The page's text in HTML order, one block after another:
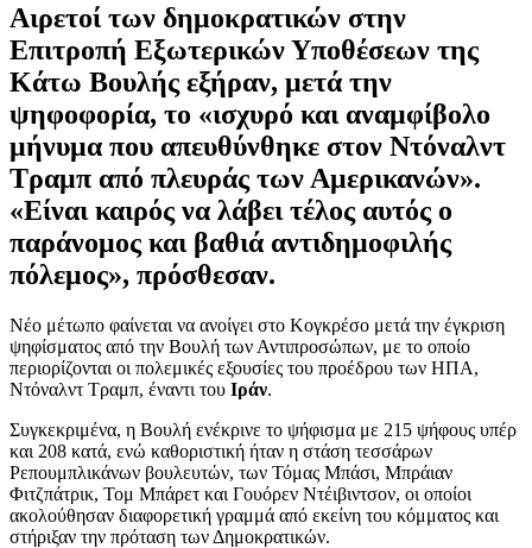
Αιρετοί των δημοκρατικών στην
Επιτροπή Εξωτερικών Υποθέσεων της
Κάτω Βουλής εξήραν, μετά την
ψηφοφορία, το «ισχυρό και αναμφίβολο
μήνυμα που απευθύνθηκε στον Ντόναλντ
Τραμπ από πλευράς των Αμερικανών».
«Είναι καιρός να λάβει τέλος αυτός ο
παράνομος και βαθιά αντιδημοφιλής
πόλεμος», πρόσθεσαν.
Νέο μέτωπο φαίνεται να ανοίγει στο Κογκρέσο μετά την έγκριση
ψηφίσματος από την Βουλή των Αντιπροσώπων, με το οποίο
περιορίζονται οι πολεμικές εξουσίες του προέδρου των ΗΠΑ,
Ντόναλντ Τραμπ, έναντι του Ιράν.
Συγκεκριμένα, η Βουλή ενέκρινε το ψήφισμα με 215 ψήφους υπέρ
και 208 κατά, ενώ καθοριστική ήταν η στάση τεσσάρων
Ρεπουμπλικάνων βουλευτών, των Τόμας Μπάσι, Μπράιαν
Φιτζπάτρικ, Τομ Μπάρετ και Γουόρεν Ντέιβιντσον, οι οποίοι
ακολούθησαν διαφορετική γραμμά από εκείνη του κόμματος και
στήριξαν την πρόταση των Δημοκρατικών.